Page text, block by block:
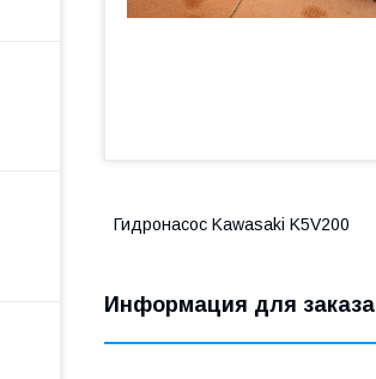
Гидронасос Kawasaki K5V200
Информация для заказа